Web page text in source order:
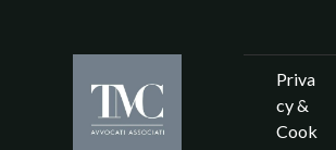
Priva
cy &
Cook